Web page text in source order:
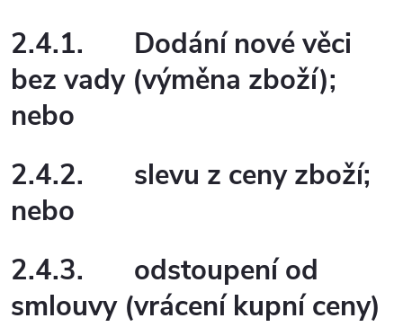
2.4.1. Dodání nové věci
bez vady (výměna zboží);
nebo
2.4.2. slevu z ceny zboží;
nebo
2.4.3. odstoupení od
smlouvy (vrácení kupní ceny)